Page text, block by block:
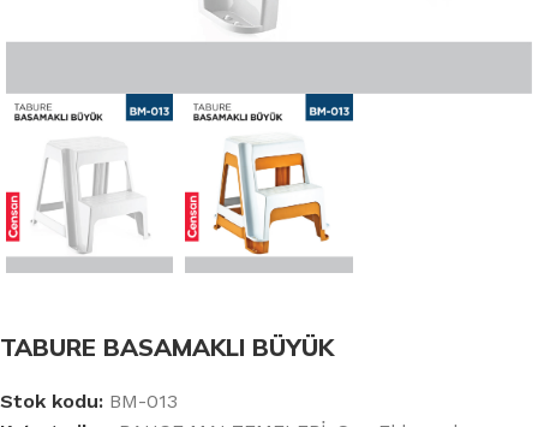
TABURE BASAMAKLI BÜYÜK
Stok kodu: BM-013